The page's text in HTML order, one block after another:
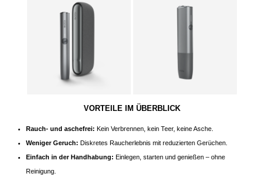
VORTEILE IM ÜBERBLICK
Rauch- und aschefrei: Kein Verbrennen, kein Teer, keine Asche.
Weniger Geruch: Diskretes Raucherlebnis mit reduzierten Gerüchen.
Einfach in der Handhabung: Einlegen, starten und genießen – ohne
Reinigung.